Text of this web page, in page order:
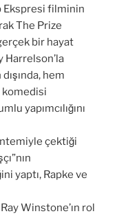
Ekspresi filminin
The Prize
bir hayat
Harrelson’la
hem
komedisi
yapımcılığını
çektiği
yaptı, Rapke ve
Winstone’ın rol